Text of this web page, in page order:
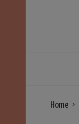
Home